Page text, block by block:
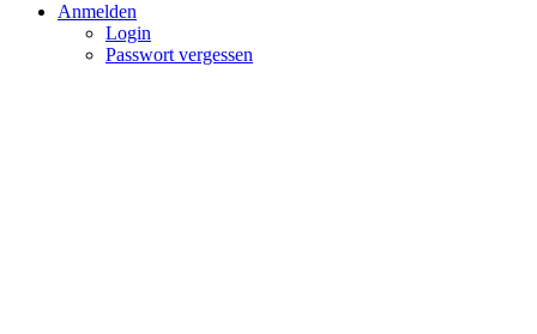
Anmelden
Login
Passwort vergessen